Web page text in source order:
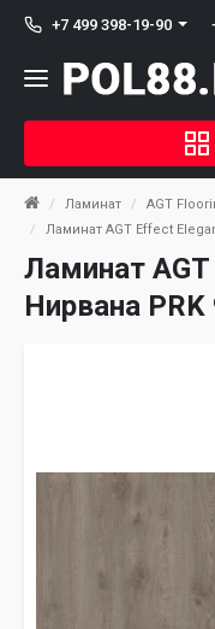
+7 499 398-19-90
Ламинат AGT
Ламинат AGT Effect
Ламинат
Нирвана PRK